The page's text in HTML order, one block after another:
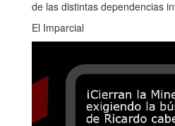
de las distintas dependencias
El Imparcial